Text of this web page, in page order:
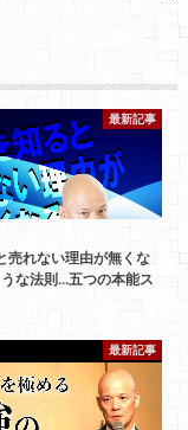
最新記事
売れない理由が無くな
な法則…五つの本能ス
最新記事